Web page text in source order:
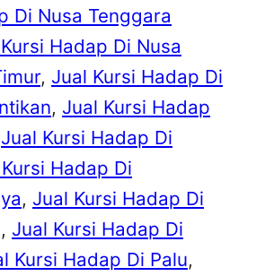
Di Nusa Tenggara
Hadap Di Nusa
, Jual Kursi Hadap Di
, Jual Kursi Hadap
Jual Kursi Hadap Di
Hadap Di
, Jual Kursi Hadap Di
, Jual Kursi Hadap Di
Kursi Hadap Di Palu